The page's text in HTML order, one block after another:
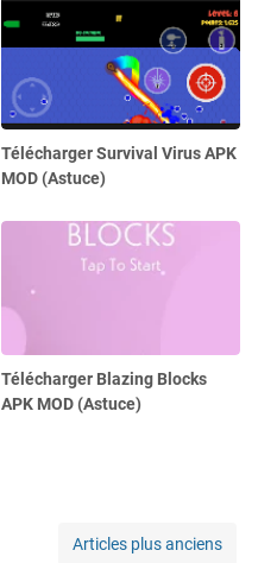
Télécharger Survival Virus APK
MOD (Astuce)
Télécharger Blazing Blocks
APK MOD (Astuce)
Articles plus anciens